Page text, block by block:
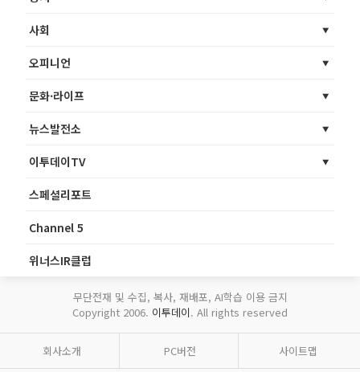
사회
오피니언
문화·라이프
뉴스발전소
이투데이TV
스페셜리포트
Channel 5
위너스IR클럽
무단전재 및 수집, 복사, 재배포, AI학습 이용 금지
Copyright 2006. 이투데이. All rights reserved
회사소개 PC버전 사이트맵